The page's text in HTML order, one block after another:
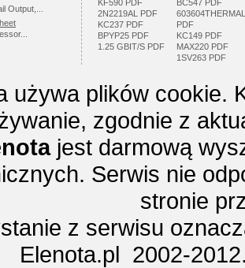
Output,...
KF590 PDF
2N2219AL PDF
KC237 PDF
BPYP25 PDF
1.25 GBIT/S PDF
BC547 PDF
603604THERMAL
PDF
KC149 PDF
MAX220 PDF
1SV263 PDF
używa plików cookie.
zgodnie z
jest darmową
Serwis nie
stronie
z serwisu
Elenota.pl 2002-